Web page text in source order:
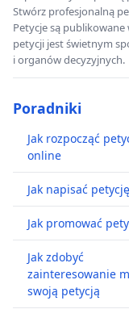
Stwórz profesjonalną
Petycje są
petycji jest świetnym
i organów decyzyjnych.
Poradniki
Jak rozpocząć
online
Jak napisać
Jak promować
Jak zdobyć
zainteresowanie
swoją petycją